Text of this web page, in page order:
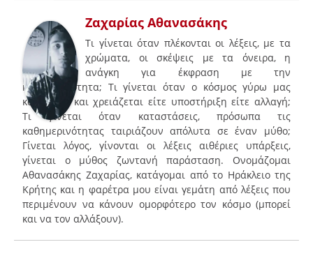
Ζαχαρίας Αθανασάκης
Τι γίνεται όταν πλέκονται οι λέξεις, με τα
χρώματα, οι σκέψεις με τα όνειρα, η
ανάγκη για έκφραση με την
καθημερινότητα; Τι γίνεται όταν ο κόσμος γύρω μας
καταρρέει και χρειάζεται είτε υποστήριξη είτε αλλαγή;
Τι γίνεται όταν καταστάσεις, πρόσωπα τις
καθημερινότητας ταιριάζουν απόλυτα σε έναν μύθο;
Γίνεται λόγος, γίνονται οι λέξεις αιθέριες υπάρξεις,
γίνεται ο μύθος ζωντανή παράσταση. Ονομάζομαι
Αθανασάκης Ζαχαρίας, κατάγομαι από το Ηράκλειο της
Κρήτης και η φαρέτρα μου είναι γεμάτη από λέξεις που
περιμένουν να κάνουν ομορφότερο τον κόσμο (μπορεί
και να τον αλλάξουν).